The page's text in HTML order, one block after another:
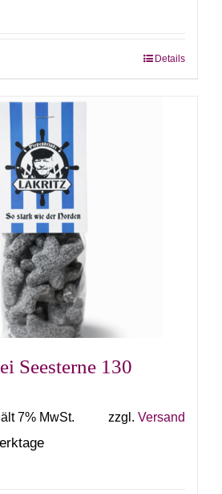
Details
Seesterne 130
7% MwSt. zzgl. Versand